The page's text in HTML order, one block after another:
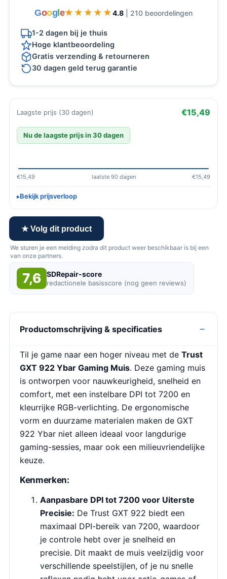
Goog e★★★★★
★★★★★ 4.8 | 210 beoordelingen
1-2 dagen bij je thuis
Hoge klantbeoordeling
Gratis verzending & retourneren
30 dagen geld terug garantie
Laagste prijs (30 dagen) €15,49
Nu de laagste prijs in 30 dagen
€15,49 laatste 90 dagen €15,49
Bekijk prijsverloop
★ Volg dit product
We sturen je een melding zodra dit product weer beschikbaar is bij een
van onze partners.
7,6 SDRepair-score
redactionele basisscore (nog geen reviews)
Productomschrijving & specificaties
Til je game naar een hoger niveau met de Trust
GXT 922 Ybar Gaming Muis. Deze gaming muis
is ontworpen voor nauwkeurigheid, snelheid en
comfort, met een instelbare DPI tot 7200 en
kleurrijke RGB-verlichting. De ergonomische
vorm en duurzame materialen maken de GXT
922 Ybar niet alleen ideaal voor langdurige
gaming-sessies, maar ook een milieuvriendelijke
keuze.
Kenmerken:
Aanpasbare DPI tot 7200 voor Uiterste
Precisie: De Trust GXT 922 biedt een
maximaal DPI-bereik van 7200, waardoor
je controle hebt over je snelheid en
precisie. Dit maakt de muis veelzijdig voor
verschillende speelstijlen, of je nu snelle